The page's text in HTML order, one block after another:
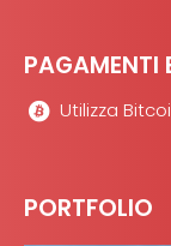
PAGAMENTI
Utilizza
PORTFOLIO